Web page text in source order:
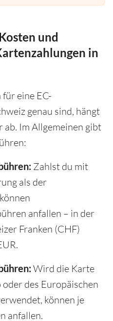
und
in
eine EC-
genau sind, hängt
Im Allgemeinen gibt
Zahlst du mit
als der
anfallen – in der
Franken (CHF)
Wird die Karte
des Europäischen
können je
anfallen.